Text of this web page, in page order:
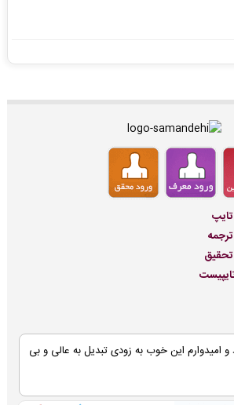
امیدوارم این خوب به زودی تبدیل به عالی و بی